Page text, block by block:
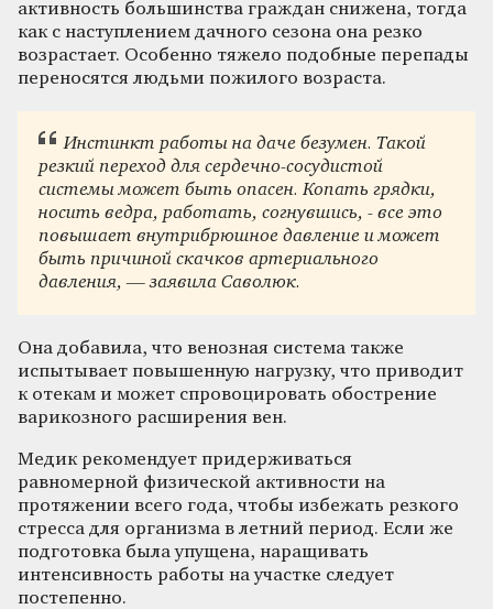
активность большинства граждан снижена, тогда
как с наступлением дачного сезона она резко
возрастает. Особенно тяжело подобные перепады
переносятся людьми пожилого возраста.
Инстинкт работы на даче безумен. Такой
резкий переход для сердечно-сосудистой
системы может быть опасен. Копать грядки,
носить ведра, работать, согнувшись, - все это
повышает внутрибрюшное давление и может
быть причиной скачков артериального
давления, — заявила Саволюк.
Она добавила, что венозная система также
испытывает повышенную нагрузку, что приводит
к отекам и может спровоцировать обострение
варикозного расширения вен.
Медик рекомендует придерживаться
равномерной физической активности на
протяжении всего года, чтобы избежать резкого
стресса для организма в летний период. Если же
подготовка была упущена, наращивать
интенсивность работы на участке следует
постепенно.